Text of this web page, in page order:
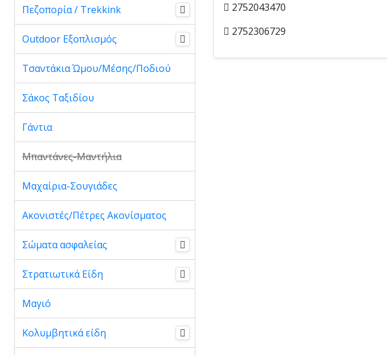
2752043470
2752306729
Πεζοπορία / Trekkink
Outdoor Εξοπλισμός
Τσαντάκια Ώμου/Μέσης/Ποδιού
Σάκος Ταξιδίου
Γάντια
Μπαντάνες-Μαντήλια
Μαχαίρια-Σουγιάδες
Ακονιστές/Πέτρες Ακονίσματος
Σώματα ασφαλείας
Στρατιωτικά Είδη
Μαγιό
Κολυμβητικά είδη